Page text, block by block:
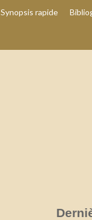
Synopsis rapide